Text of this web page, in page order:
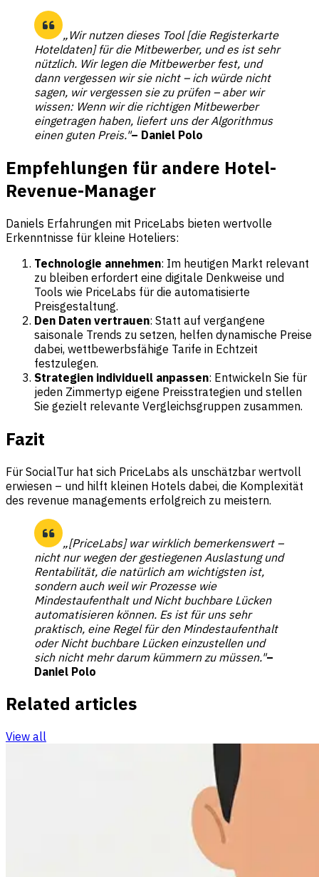
„Wir nutzen dieses Tool [die Registerkarte
Hoteldaten] für die Mitbewerber, und es ist sehr
nützlich. Wir legen die Mitbewerber fest, und
dann vergessen wir sie nicht – ich würde nicht
sagen, wir vergessen sie zu prüfen – aber wir
wissen: Wenn wir die richtigen Mitbewerber
eingetragen haben, liefert uns der Algorithmus
einen guten Preis."– Daniel Polo
Empfehlungen für andere Hotel-
Revenue-Manager
Daniels Erfahrungen mit PriceLabs bieten wertvolle
Erkenntnisse für kleine Hoteliers:
Technologie annehmen: Im heutigen Markt relevant
zu bleiben erfordert eine digitale Denkweise und
Tools wie PriceLabs für die automatisierte
Preisgestaltung.
Den Daten vertrauen: Statt auf vergangene
saisonale Trends zu setzen, helfen dynamische Preise
dabei, wettbewerbsfähige Tarife in Echtzeit
festzulegen.
Strategien individuell anpassen: Entwickeln Sie für
jeden Zimmertyp eigene Preisstrategien und stellen
Sie gezielt relevante Vergleichsgruppen zusammen.
Fazit
Für SocialTur hat sich PriceLabs als unschätzbar wertvoll
erwiesen – und hilft kleinen Hotels dabei, die Komplexität
des revenue managements erfolgreich zu meistern.
„[PriceLabs] war wirklich bemerkenswert –
nicht nur wegen der gestiegenen Auslastung und
Rentabilität, die natürlich am wichtigsten ist,
sondern auch weil wir Prozesse wie
Mindestaufenthalt und Nicht buchbare Lücken
automatisieren können. Es ist für uns sehr
praktisch, eine Regel für den Mindestaufenthalt
oder Nicht buchbare Lücken einzustellen und
sich nicht mehr darum kümmern zu müssen."–
Daniel Polo
Related articles
View all